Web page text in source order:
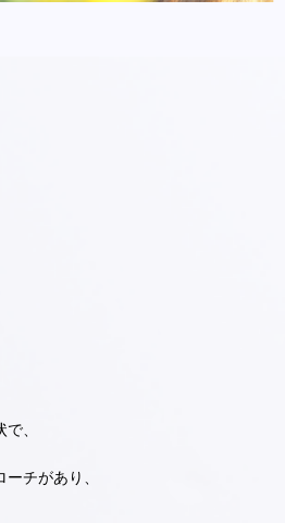
、
チがあり、